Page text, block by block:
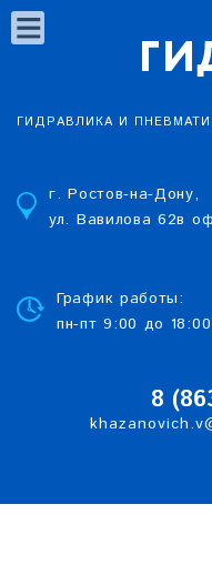
ГИДРАВЛИКА И
г. Ростов-на-Дону,
ул. Вавилова 62в
График работы:
пн-пт 9:00 до 18:00
8